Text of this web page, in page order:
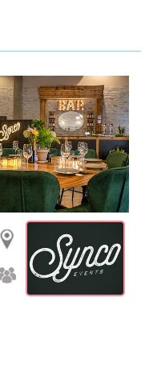
סינקו
פורץ דרך,
קולינריה,
ביותר,
פארק המדע, רחובות